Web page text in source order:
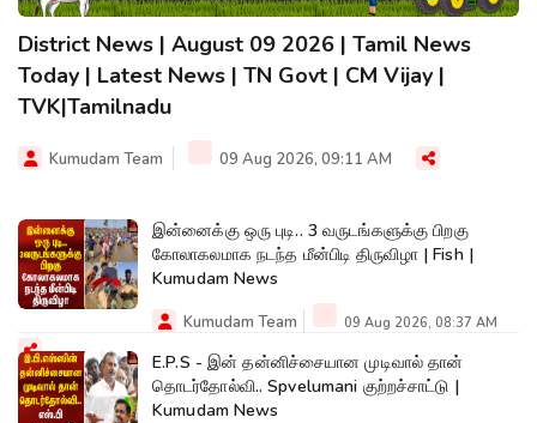
District News | August 09 2026 | Tamil News
Today | Latest News | TN Govt | CM Vijay |
TVK|Tamilnadu
Kumudam Team 09 Aug 2026, 09:11 AM
இன்னைக்கு ஒரு புடி.. 3 வருடங்களுக்கு பிறகு
கோலாகலமாக நடந்த மீன்பிடி திருவிழா | Fish |
Kumudam News
Kumudam Team 09 Aug 2026, 08:37 AM
E.P.S - இன் தன்னிச்சையான முடிவால் தான்
தொடர்தோல்வி.. Spvelumani குற்றச்சாட்டு |
Kumudam News